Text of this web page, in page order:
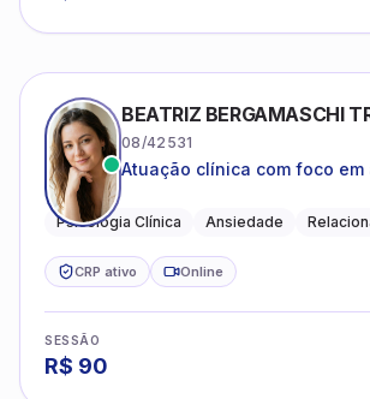
BEATRIZ BERGAMASCHI
08/42531
Atuação clínica com foco em
Psicologia Clínica Ansiedade
CRP ativo Online
SESSÃO
R$ 90